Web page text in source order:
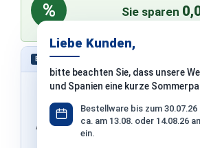
Liebe Kunden,
bitte beachten Sie, dass unsere
und Spanien eine kurze
Bestellware bis zum
ca. am 13.08. oder 14.08.26
ein.
EXPRESS Schnell bestellen – ohne Konto
Adresse & Versand werden von
% Sie sparen